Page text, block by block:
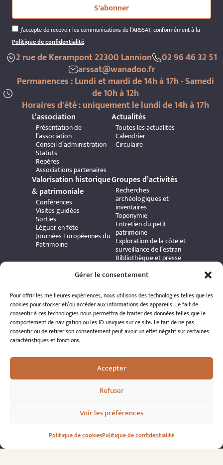
Gérer le consentement
Pour offrir les meilleures expériences, nous utilisons des technologies telles que les
cookies pour stocker et/ou accéder aux informations des appareils. Le fait de
consentir à ces technologies nous permettra de traiter des données telles que le
comportement de navigation ou les ID uniques sur ce site. Le fait de ne pas
consentir ou de retirer son consentement peut avoir un effet négatif sur certaines
caractéristiques et fonctions.
Accepter
Refuser
Voir les préférences
Politique de cookiesPolitique de confidentialité
J’accepte de recevoir les communications de l’ARSSAT, conformément à la
Politique de confidentialité.
S'abonner
2 rue de Kerampont 22300 Lannion
02 96 46 32 51
arssat@wanadoo.fr
Permanences : Lundi et mardi de 14h à 17h - Samedi
de 10h à 12h
Horaires d'été : uniquement le lundi de 14h à 17h
L’association
Présentation de
l’association
Conseil d’administration
Statuts
Repères
Associations partenaires
Actualités
Toutes les actualités
Calendrier
Circulaire
Valorisation historique
& patrimoniale
Conférences
Visites guidées
Sorties
Léguer en fête
Journées Européennes du
Patrimoine
Groupes d’activités
Recherches
archéologiques et
inventaires
Toponymie
Entretien du petit
patrimoine
Exploration de la côte et
surveillance de l’estran
Bibliothèque et presse
Commission d'édition
Ressources
Carte interactive
Bibliothèque numérique
Publications et ouvrages
Archives patrimoniales
Bretania
Informations
pratiques
Contact
Adhérer à l’association
Politique de
Mentions légales
Espace éditeur
© 2026 A.R.S.S.A.T. Tous droits réservés